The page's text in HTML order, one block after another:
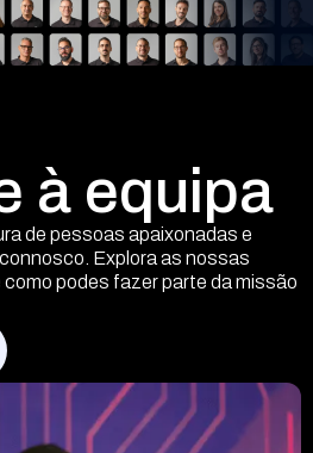
à equipa
de pessoas apaixonadas e
Explora as nossas
podes fazer parte da missão